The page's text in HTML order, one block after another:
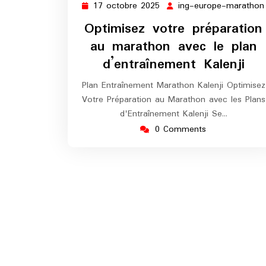
17 octobre 2025 17
2025
ing-europe-marathon
Optimisez votre préparation
au marathon avec le plan
d’entraînement Kalenji
Plan Entraînement Marathon Kalenji Optimisez
Votre Préparation au Marathon avec les Plans
d'Entraînement Kalenji Se…
0 Comments